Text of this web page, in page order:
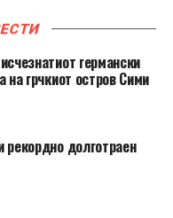
германски
на грчкиот остров Сими
рекордно долготраен